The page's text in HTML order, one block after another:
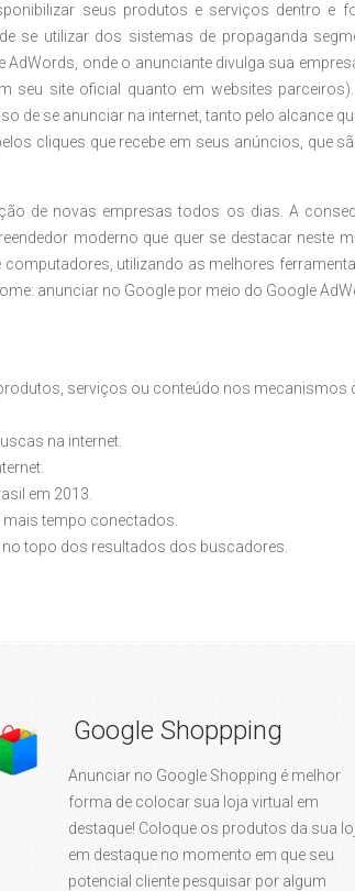
seus produtos e serviços dentro e
se utilizar dos sistemas de propaganda
onde o anunciante divulga sua
seu site oficial quanto em websites
de se anunciar na internet, tanto pelo alcance
cliques que recebe em seus anúncios, que
de novas empresas todos os dias. A
moderno que quer se destacar neste
utilizando as melhores
anunciar no Google por meio do Google
serviços ou conteúdo nos mecanismos
na internet.
em 2013.
tempo conectados.
topo dos resultados dos buscadores.
Google Shoppping
Anunciar no Google Shopping é melhor
forma de colocar sua loja virtual em
destaque! Coloque os produtos da sua
em destaque no momento em que seu
potencial cliente pesquisar por algum